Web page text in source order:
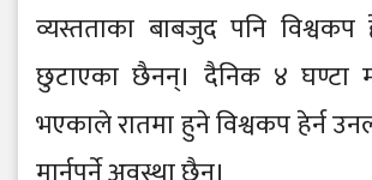
व्यस्तताका बाबजुद पनि
छुटाएका छैनन्। दैनिक ४ घण्टा
भएकाले रातमा हुने विश्वकप हेर्न